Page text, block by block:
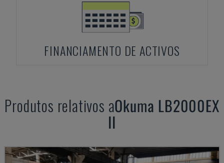
FINANCIAMENTO DE ACTIVOS
Produtos relativos aOkuma LB2000EX
II